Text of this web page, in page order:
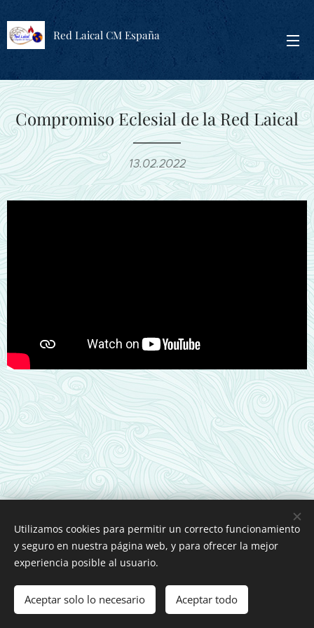
Red Laical CM España
Compromiso Eclesial de la Red Laical
13.02.2022
Webnode
Utilizamos cookies para permitir un correcto funcionamiento
y seguro en nuestra página web, y para ofrecer la mejor
experiencia posible al usuario.
Aceptar solo lo necesario Aceptar todo